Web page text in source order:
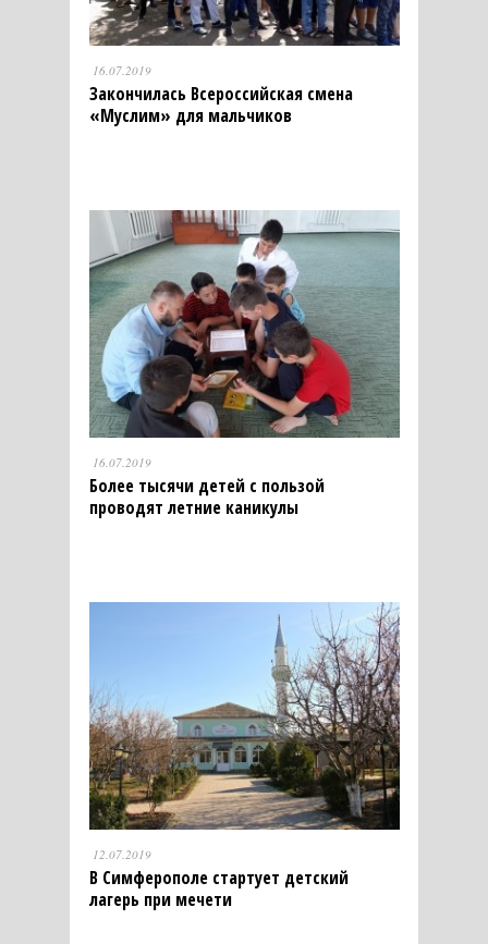
16.07.2019
Закончилась Всероссийская смена
«Муслим» для мальчиков
16.07.2019
Более тысячи детей с пользой
проводят летние каникулы
12.07.2019
В Симферополе стартует детский
лагерь при мечети